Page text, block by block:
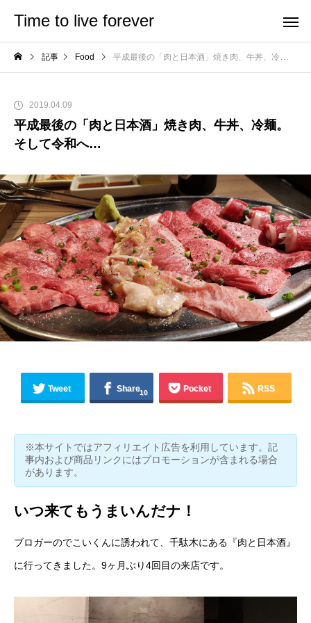
Time to live forever
記事 Food 平成最後の「肉と日本酒」焼き肉、牛丼、冷麺。そして令和へ…
2019.04.09
平成最後の「肉と日本酒」焼き肉、牛丼、冷麺。
そして令和へ…
Tweet Share10 Pocket RSS
※本サイトではアフィリエイト広告を利用しています。記
事内および商品リンクにはプロモーションが含まれる場合
があります。
いつ来てもうまいんだナ！
ブロガーのでこいくんに誘われて、千駄木にある『肉と日本酒』
に行ってきました。 9ヶ月ぶり4回目の来店です。